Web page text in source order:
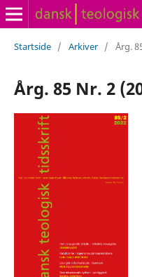
Startside / Arkiver / Årg.
Årg. 85 Nr. 2